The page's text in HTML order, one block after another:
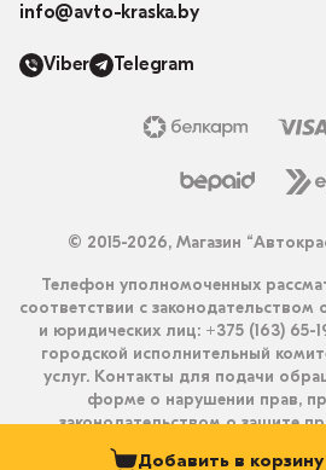
Добавить в
info@avto-kraska.by
Viber Telegram
© 2015-2026, Магазин
Телефон уполномоченных
соответствии с
и юридических лиц: +375 (163) 65-
городской исполнительный
услуг. Контакты для подачи
форме о нарушении прав,
законодательством о защите
получения ответа на них: